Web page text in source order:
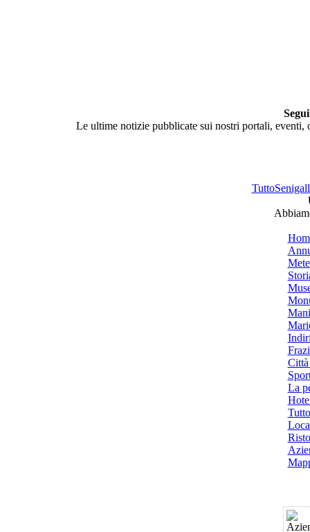
Le ultime notizie pubblicate sui nostri portali,
Città
La